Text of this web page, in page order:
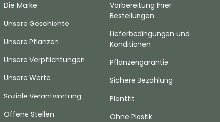
Die Marke
Unsere Geschichte
Unsere Pflanzen
Unsere Verpflichtungen
Unsere Werte
Soziale Verantwortung
Offene Stellen
Vorbereitung Ihrer
Bestellungen
Lieferbedingungen und
Konditionen
Pflanzengarantie
Sichere Bezahlung
Plantfit
Ohne Plastik